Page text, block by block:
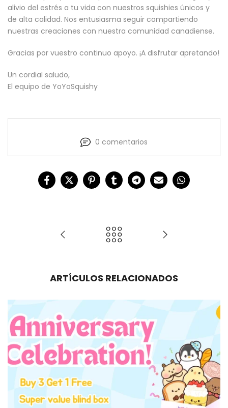
alivio del estrés a tu vida con nuestros squishies únicos y
de alta calidad. Nos entusiasma seguir compartiendo
nuestras creaciones con nuestra comunidad canadiense.
Gracias por vuestro continuo apoyo. ¡A disfrutar apretando!
Un cordial saludo,
El equipo de YoYoSquishy
0 comentarios
ARTÍCULOS RELACIONADOS